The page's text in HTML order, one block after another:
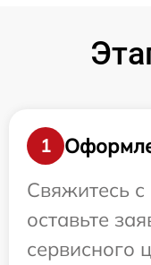
1
Свяжитесь
оставьте
сервисного